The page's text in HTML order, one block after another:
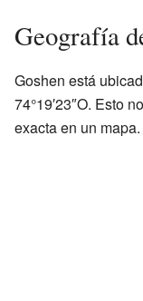
Geografía
Goshen está
74°19′23″O. Esto
exacta en un mapa.